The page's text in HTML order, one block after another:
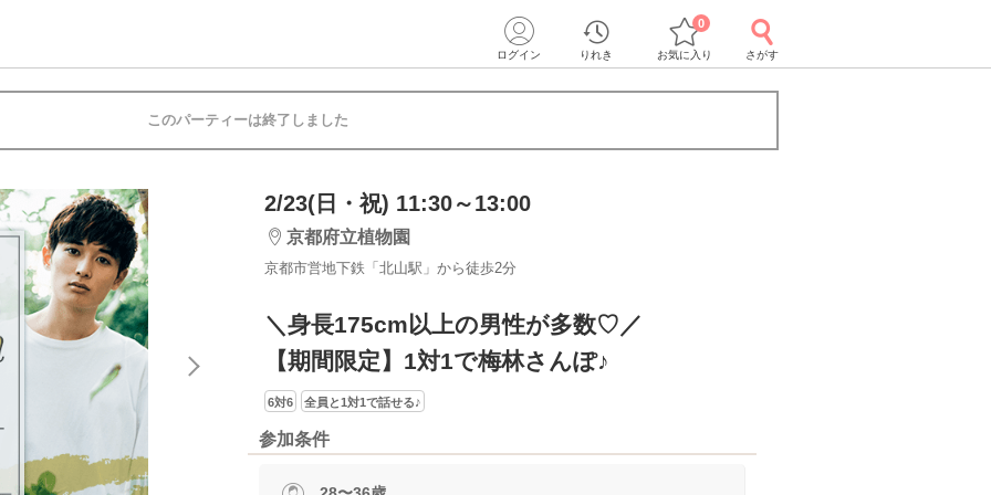
ログイン りれき お気に入り
0
さがす
このパーティーは終了しました
2/23(日・祝) 11:30～13:00
京都府立植物園
京都市営地下鉄「北山駅」から徒歩2分
＼身長175cm以上の男性が多数♡／
【期間限定】1対1で梅林さんぽ♪
6対6 全員と1対1で話せる♪
参加条件